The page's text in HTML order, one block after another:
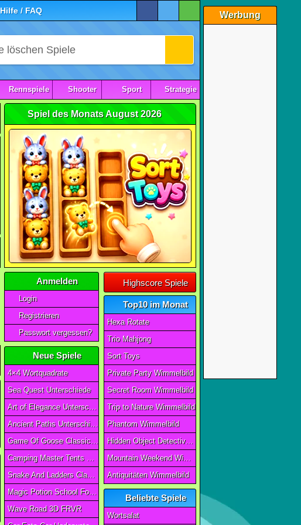
Werbung
Hilfe / FAQ
Rennspiele Shooter Sport Strategie
Spiel des Monats August 2026
Anmelden
Login
Registrieren
Passwort vergessen?
Neue Spiele
4×4 Wortquadrate
Sea Quest Unterschiede
Art of Elegance Unterschiede
Ancient Paths Unterschiede
Game Of Goose Classic Edition
Camping Master Tents & Trees
Snake And Ladders Classic
Magic Potion School For Witch
Wave Road 3D FRVR
Highscore Spiele
Top10 im Monat
Hexa Rotate
Trio Mahjong
Sort Toys
Private Party Wimmelbild
Secret Room Wimmelbild
Trip to Nature Wimmelbild
Phantom Wimmelbild
Hidden Object Detective Story
Mountain Weekend Wimmelbild
Antiquitäten Wimmelbild
Beliebte Spiele
Wortsalat